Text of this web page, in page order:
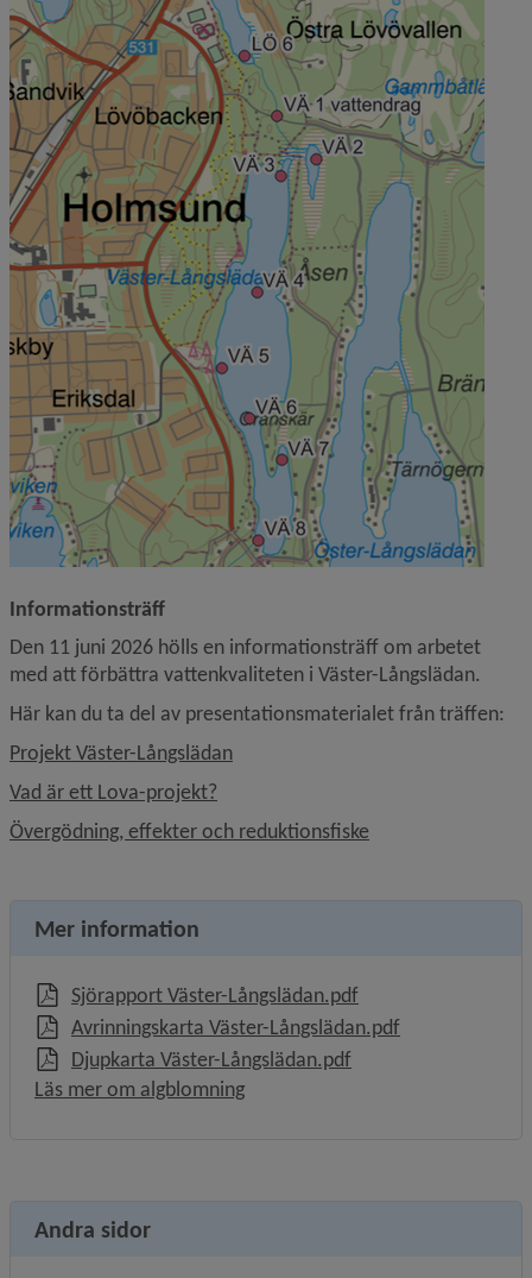
Informationsträff
Den 11 juni 2026 hölls en informationsträff om arbetet
med att förbättra vattenkvaliteten i Väster-Långslädan.
Här kan du ta del av presentationsmaterialet från träffen:
Projekt Väster-Långslädan, 1.1 MB, öppnas i nytt fönster.
Vad är ett Lova-projekt?
Övergödning, effekter och reduktionsfiske, 2.5 MB.
Mer information
Sjörapport Väster-Långslädan.pdf, 1.6 MB, öppnas i
Avrinningskarta Väster-Långslädan.pdf, 365.9 kB,
Djupkarta Väster-Långslädan.pdf, 1.1 MB, öppnas i
Läs mer om algblomning
Andra sidor